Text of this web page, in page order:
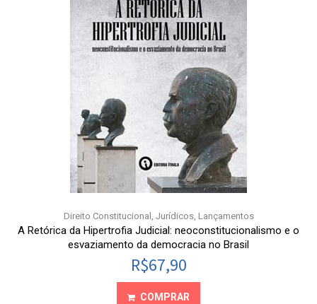
Direito Constitucional , Jurídicos, Lançamentos
A Retórica da Hipertrofia Judicial: neoconstitucionalismo e o
esvaziamento da democracia no Brasil
R$67,90
COMPRAR